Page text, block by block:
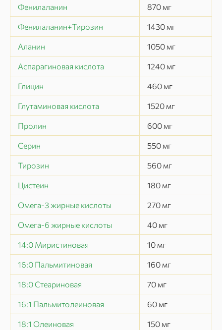
Фенилаланин 870 мг
Фенилаланин+Тирозин 1430 мг
Аланин 1050 мг
Аспарагиновая кислота 1240 мг
Глицин 460 мг
Глутаминовая кислота 1520 мг
Пролин 600 мг
Серин 550 мг
Тирозин 560 мг
Цистеин 180 мг
Омега-3 жирные кислоты 270 мг
Омега-6 жирные кислоты 40 мг
14:0 Миристиновая 10 мг
16:0 Пальмитиновая 160 мг
18:0 Стеариновая 70 мг
16:1 Пальмитолеиновая 60 мг
18:1 Олеиновая 150 мг